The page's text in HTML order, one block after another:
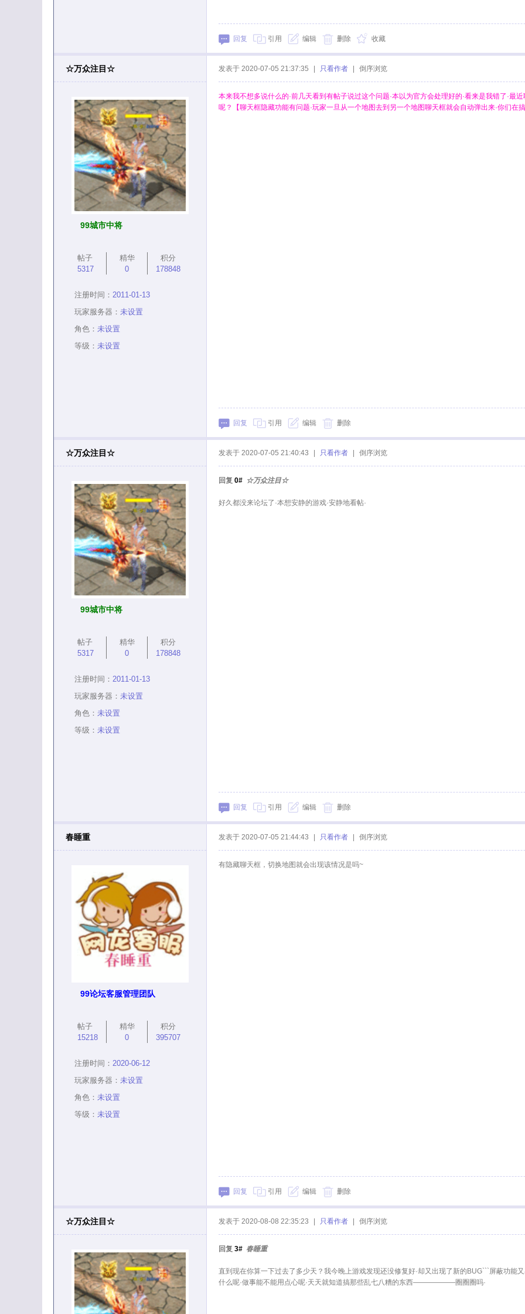
回复 引用 编辑 删除 收藏
☆万众注目☆
99城市中将
帖子
5317
精华
0
积分
178848
注册时间： 2011-01-13
玩家服务器： 未设置
角色： 未设置
等级： 未设置
发表于 2020-07-05 21:37:35 只看作者 倒序浏览
本来我不想多说什么的·前几天看到有帖子说过这个问题·本以为官方会处理好的·看来是我错了·最
呢？【聊天框隐藏功能有问题·玩家一旦从一个地图去到另一个地图聊天框就会自动弹出来·你们在搞什么
回复 引用 编辑 删除
☆万众注目☆
99城市中将
帖子
5317
精华
0
积分
178848
注册时间： 2011-01-13
玩家服务器： 未设置
角色： 未设置
等级： 未设置
发表于 2020-07-05 21:40:43 只看作者 倒序浏览
回复 0# ☆万众注目☆
好久都没来论坛了·本想安静的游戏·安静地看帖·
回复 引用 编辑 删除
春睡重
99论坛客服管理团队
帖子
15218
精华
0
积分
395707
注册时间： 2020-06-12
玩家服务器： 未设置
角色： 未设置
等级： 未设置
发表于 2020-07-05 21:44:43 只看作者 倒序浏览
有隐藏聊天框，切换地图就会出现该情况是吗~
回复 引用 编辑 删除
☆万众注目☆ 发表于 2020-08-08 22:35:23 只看作者 倒序浏览
回复 3# 春睡重
直到现在你算一下过去了多少天？我今晚上游戏发现还没修复好·却又出现了新的BUG```屏蔽功能
什么呢·做事能不能用点心呢·天天就知道搞那些乱七八糟的东西——————圈圈圈吗·